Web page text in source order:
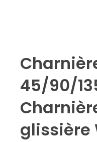
45/90/
glissière